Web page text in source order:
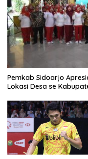
Pemkab Sidoarjo
Lokasi Desa se